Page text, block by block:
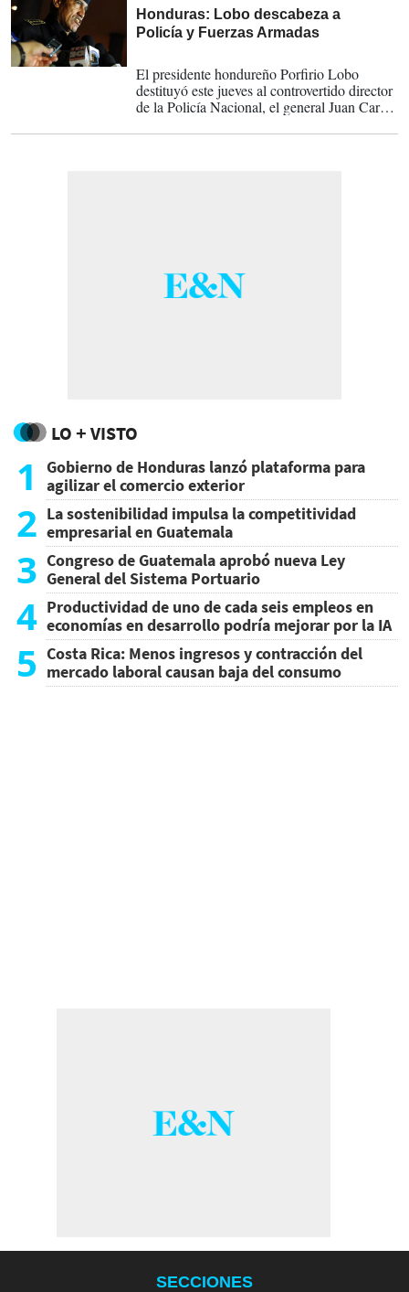
Honduras: Lobo descabeza a
Policía y Fuerzas Armadas
El presidente hondureño Porfirio Lobo
destituyó este jueves al controvertido director
de la Policía Nacional, el general Juan Carlos
LO + VISTO
1
Gobierno de Honduras lanzó plataforma para
agilizar el comercio exterior
2 La sostenibilidad impulsa la competitividad
empresarial en Guatemala
3 Congreso de Guatemala aprobó nueva Ley
General del Sistema Portuario
4 Productividad de uno de cada seis empleos en
economías en desarrollo podría mejorar por la IA
5 Costa Rica: Menos ingresos y contracción del
mercado laboral causan baja del consumo
SECCIONES